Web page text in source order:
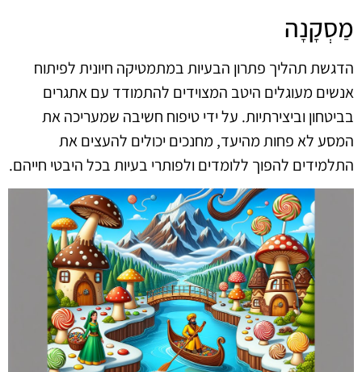
מַסְקָנָה
הדגשת תהליך פתרון הבעיות במתמטיקה חיונית לפיתוח
אנשים מעוגלים היטב המצוידים להתמודד עם אתגרים
בביטחון וביצירתיות. על ידי טיפוח חשיבה שמעריכה את
המסע לא פחות מהיעד, מחנכים יכולים להעצים את
התלמידים להפוך ללומדים ולפותרי בעיות בכל היבטי חייהם.